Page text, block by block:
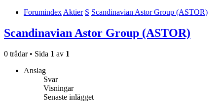
Forumindex Aktier S Scandinavian Astor Group (ASTOR)
Scandinavian Astor Group (ASTOR)
0 trådar • Sida 1 av 1
Anslag
Svar
Visningar
Senaste inlägget